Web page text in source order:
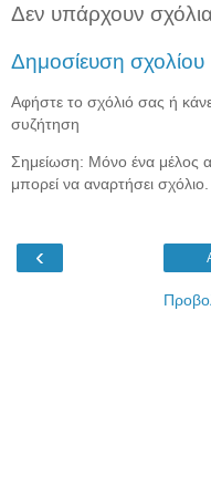
Δεν υπάρχουν
Δημοσίευση σχολίου
Αφήστε το σχόλιό σας ή
συζήτηση
Σημείωση: Μόνο ένα μέλος
μπορεί να αναρτήσει σχόλιο.
‹